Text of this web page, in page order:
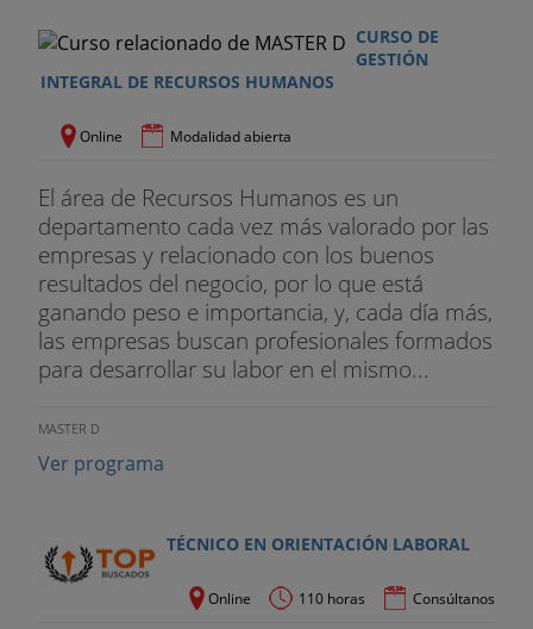
CURSO DE
GESTIÓN
INTEGRAL DE RECURSOS HUMANOS
Online Modalidad abierta
El área de Recursos Humanos es un
departamento cada vez más valorado por las
empresas y relacionado con los buenos
resultados del negocio, por lo que está
ganando peso e importancia, y, cada día más,
las empresas buscan profesionales formados
para desarrollar su labor en el mismo...
MASTER D
Ver programa
TÉCNICO EN ORIENTACIÓN LABORAL
Online 110 horas Consúltanos